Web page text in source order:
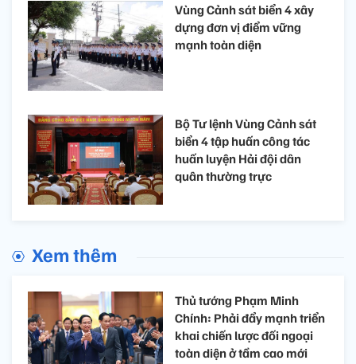
Vùng Cảnh sát biển 4 xây
dựng đơn vị điểm vững
mạnh toàn diện
Bộ Tư lệnh Vùng Cảnh sát
biển 4 tập huấn công tác
huấn luyện Hải đội dân
quân thường trực
Xem thêm
Thủ tướng Phạm Minh
Chính: Phải đẩy mạnh triển
khai chiến lược đối ngoại
toàn diện ở tầm cao mới